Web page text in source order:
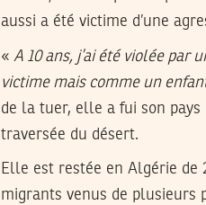
aussi a été victime d’une
« A 10 ans, j’ai été violée par
victime mais comme un
de la tuer, elle a fui son pays
traversée du désert.
Elle est restée en Algérie de
migrants venus de plusieurs